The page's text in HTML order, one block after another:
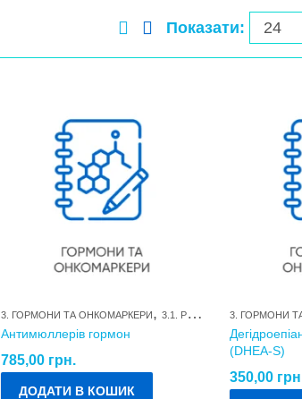
Показати:
3. ГОРМОНИ ТА ОНКОМАРКЕРИ, 3.1. РЕПРОДУКТИВНІ ГОРМОНИ ТА ЇХ МЕТАБОЛІТИ
Антимюллерів гормон
785,00 грн.
ДОДАТИ В КОШИК
3. ГОРМОНИ
(DHEA-S)
350,00